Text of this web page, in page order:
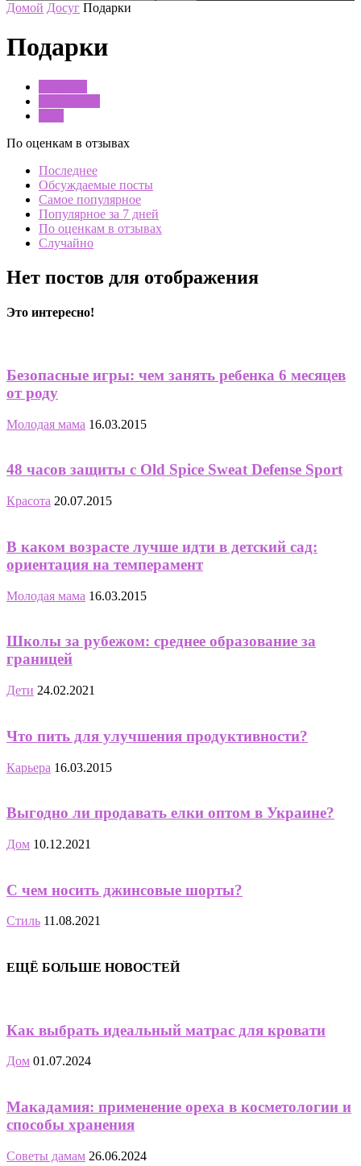
Домой Досуг Подарки
Подарки
По оценкам в отзывах
Последнее
Обсуждаемые посты
Самое популярное
Популярное за 7 дней
По оценкам в отзывах
Случайно
Нет постов для отображения
Это интересно!
Безопасные игры: чем занять ребенка 6 месяцев
от роду
Молодая мама 16.03.2015
48 часов защиты с Old Spice Sweat Defense Sport
Красота 20.07.2015
В каком возрасте лучше идти в детский сад:
ориентация на темперамент
Молодая мама 16.03.2015
Школы за рубежом: среднее образование за
границей
Дети 24.02.2021
Что пить для улучшения продуктивности?
Карьера 16.03.2015
Выгодно ли продавать елки оптом в Украине?
Дом 10.12.2021
С чем носить джинсовые шорты?
Стиль 11.08.2021
ЕЩЁ БОЛЬШЕ НОВОСТЕЙ
Как выбрать идеальный матрас для кровати
Дом 01.07.2024
Макадамия: применение ореха в косметологии и
способы хранения
Советы дамам 26.06.2024